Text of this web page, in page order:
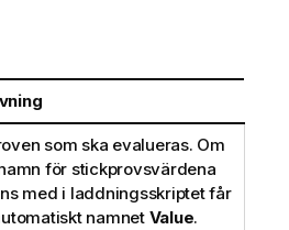
som ska evalueras. Om
för stickprovsvärdena
med i laddningsskriptet får
namnet Value.